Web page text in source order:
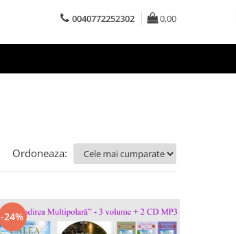
0040772252302 0,00
Ordoneaza:
-24%